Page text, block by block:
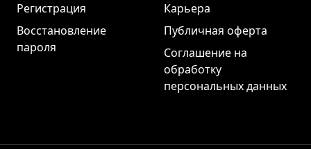
Регистрация
Восстановление
пароля
Карьера
Публичная оферта
Соглашение на
обработку
персональных данных